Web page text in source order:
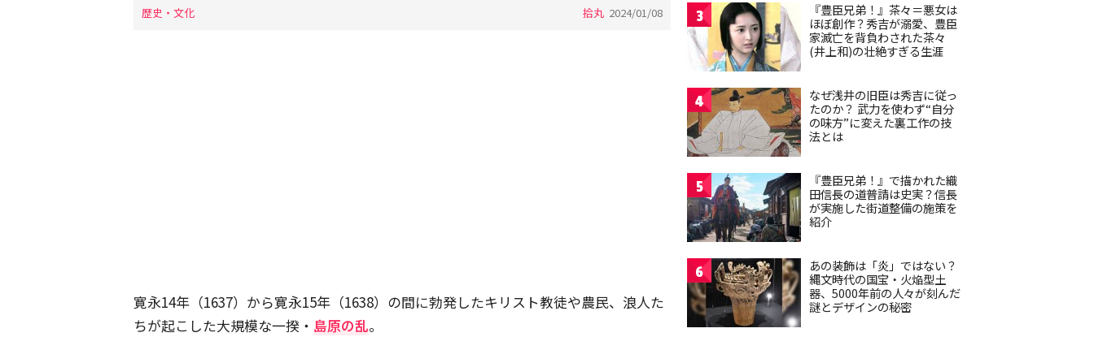
歴史・文化 拾丸 2024/01/08
寛永14年（1637）から寛永15年（1638）の間に勃発したキリスト教徒や農民、浪人た
ちが起こした大規模な一揆・ 島原の乱。
3
『豊臣兄弟！』茶々＝悪女は
ほぼ創作？秀吉が溺愛、豊臣
家滅亡を背負わされた茶々
(井上和)の壮絶すぎる生涯
4
なぜ浅井の旧臣は秀吉に従っ
たのか？ 武力を使わず“自分
の味方”に変えた裏工作の技
法とは
5
『豊臣兄弟！』で描かれた織
田信長の道普請は史実？信長
が実施した街道整備の施策を
紹介
6
あの装飾は「炎」ではない？
縄文時代の国宝・火焔型土
器、5000年前の人々が刻んだ
謎とデザインの秘密